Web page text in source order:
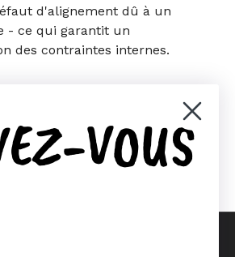
d'alignement dû à un
- ce qui garantit un
des contraintes internes.
VOUS